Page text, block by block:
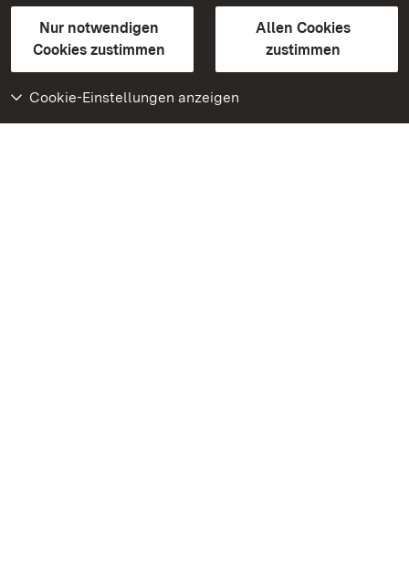
Nur notwendigen
Cookies zustimmen
Allen Cookies
zustimmen
Cookie-Einstellungen anzeigen
GebärdenspracheLeichte Sprache
Erklärung zur Barrierefreiheit
BITV-konform (geprüfte Seiten)
Weiteres